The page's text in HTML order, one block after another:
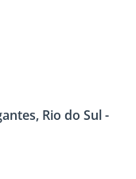
Rio do Sul -